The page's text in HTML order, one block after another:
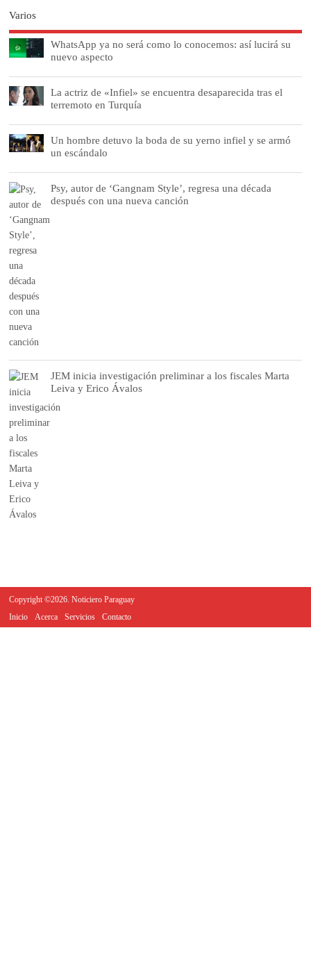
Varios
WhatsApp ya no será como lo conocemos: así lucirá su
nuevo aspecto
La actriz de «Infiel» se encuentra desaparecida tras el
terremoto en Turquía
Un hombre detuvo la boda de su yerno infiel y se armó
un escándalo
Psy, autor de ‘Gangnam Style’, regresa una década
después con una nueva canción
JEM inicia investigación preliminar a los fiscales Marta
Leiva y Erico Ávalos
Copyright ©2026. Noticiero Paraguay
Inicio
Acerca Servicios Contacto